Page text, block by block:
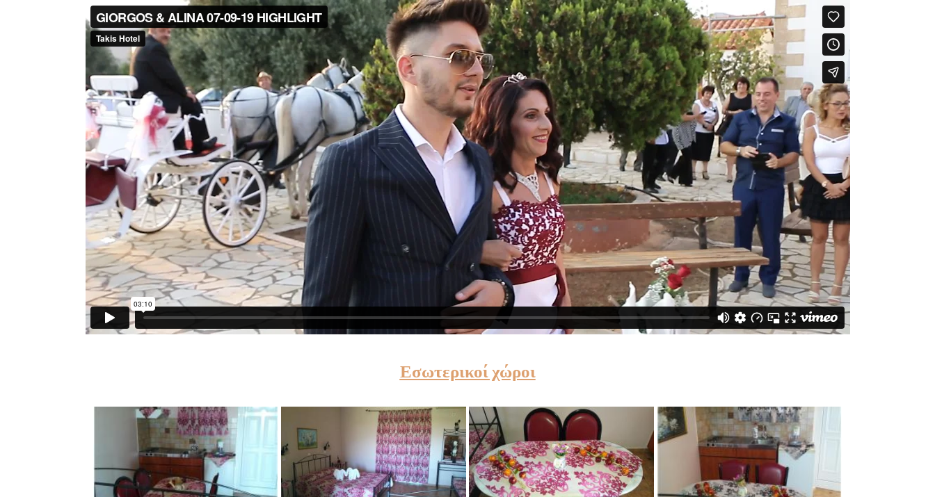
Εσωτερικοί χώροι